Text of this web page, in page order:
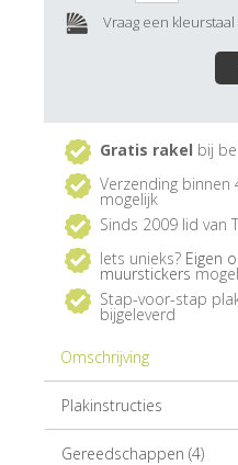
Vraag een kleurstaal
Gratis rakel bij
Verzending binnen
mogelijk
Sinds 2009 lid van
Iets unieks? Eigen
muurstickers
Stap-voor-stap
bijgeleverd
Omschrijving
Plakinstructies
Gereedschappen (4)